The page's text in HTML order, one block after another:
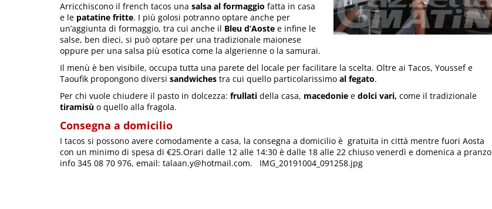
Arricchiscono il french tacos una salsa al formaggio fatta in casa
e le patatine fritte. I più golosi potranno optare anche per
un’aggiunta di formaggio, tra cui anche il Bleu d’Aoste e infine le
salse, ben dieci, si può optare per una tradizionale maionese
oppure per una salsa più esotica come la algerienne o la samurai.
Il menù è ben visibile, occupa tutta una parete del locale per facilitare la scelta. Oltre ai Tacos, Youssef e
Taoufik propongono diversi sandwiches tra cui quello particolarissimo al fegato.
Per chi vuole chiudere il pasto in dolcezza: frullati della casa, macedonie e dolci vari, come il tradizionale
tiramisù o quello alla fragola.
Consegna a domicilio
I tacos si possono avere comodamente a casa, la consegna a domicilio è gratuita in città mentre fuori Aosta
con un minimo di spesa di €25.Orari dalle 12 alle 14:30 è dalle 18 alle 22 chiuso venerdì e domenica a pranzo
info 345 08 70 976, email: talaan.y@hotmail.com. IMG_20191004_091258.jpg